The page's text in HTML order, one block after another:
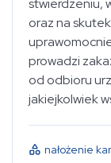
stwierdzeniu,
oraz na
prowadzi
od odbioru
jakiejkolwiek
nałożenie